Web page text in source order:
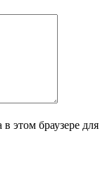
этом браузере для